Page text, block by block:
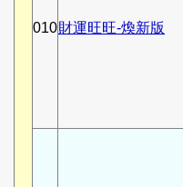
010財運旺旺-煥新版